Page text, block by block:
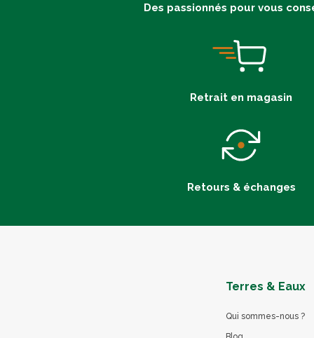
Des passionnés pour vous
Retrait en magasin
Retours & échanges
Terres & Eaux
Qui sommes-nous ?